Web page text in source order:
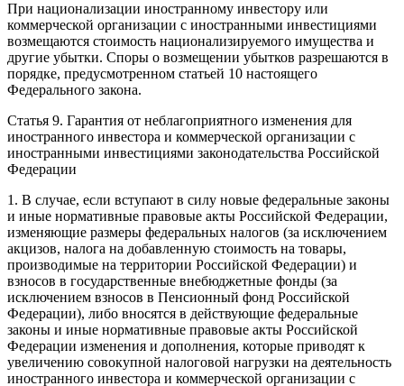
При национализации иностранному инвестору или
коммерческой организации с иностранными инвестициями
возмещаются стоимость национализируемого имущества и
другие убытки. Споры о возмещении убытков разрешаются в
порядке, предусмотренном статьей 10 настоящего
Федерального закона.
Статья 9. Гарантия от неблагоприятного изменения для
иностранного инвестора и коммерческой организации с
иностранными инвестициями законодательства Российской
Федерации
1. В случае, если вступают в силу новые федеральные законы
и иные нормативные правовые акты Российской Федерации,
изменяющие размеры федеральных налогов (за исключением
акцизов, налога на добавленную стоимость на товары,
производимые на территории Российской Федерации) и
взносов в государственные внебюджетные фонды (за
исключением взносов в Пенсионный фонд Российской
Федерации), либо вносятся в действующие федеральные
законы и иные нормативные правовые акты Российской
Федерации изменения и дополнения, которые приводят к
увеличению совокупной налоговой нагрузки на деятельность
иностранного инвестора и коммерческой организации с